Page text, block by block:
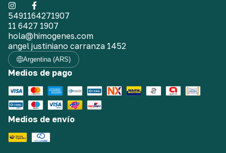
5491164271907
11 6427 1907
hola@himogenes.com
angel justiniano carranza 1452
Argentina (ARS)
Medios de pago
Medios de envío